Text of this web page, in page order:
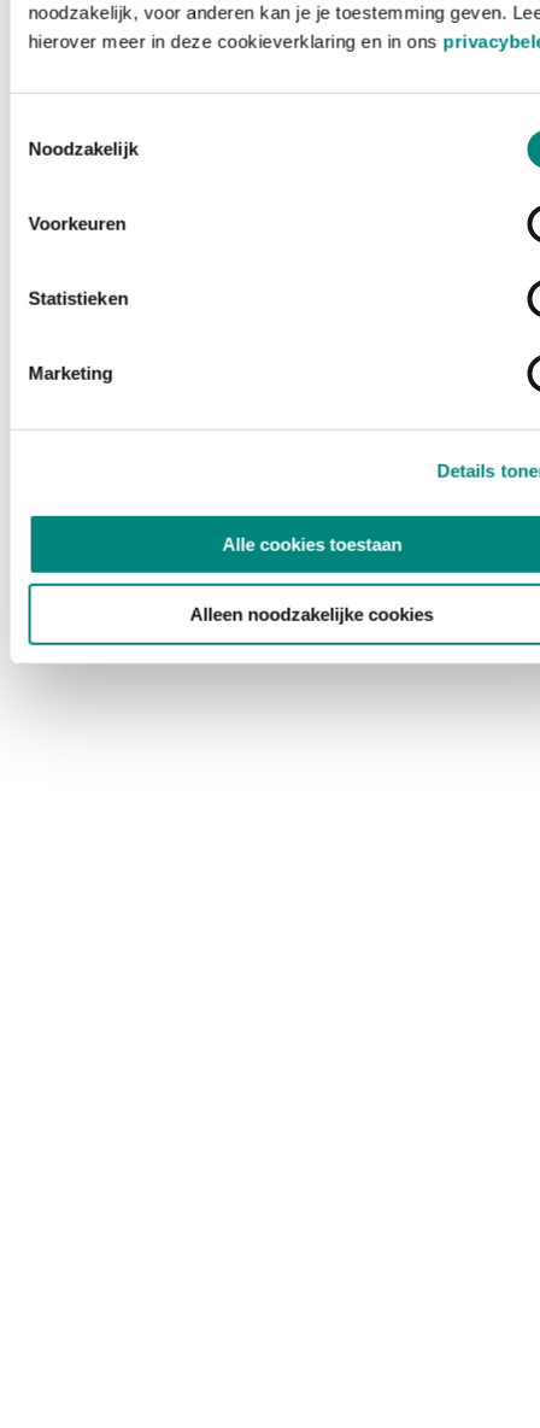
noodzakelijk, voor anderen kan je je toestemming geven.
hierover meer in deze cookieverklaring en in ons
Noodzakelijk
Voorkeuren
Statistieken
Marketing
Details
Alle cookies toestaan
Alleen noodzakelijke cookies